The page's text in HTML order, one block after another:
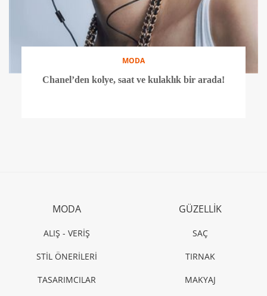
MODA
Chanel’den kolye, saat ve kulaklık bir arada!
MODA
ALIŞ - VERİŞ
STİL ÖNERİLERİ
TASARIMCILAR
GÜZELLİK
SAÇ
TIRNAK
MAKYAJ